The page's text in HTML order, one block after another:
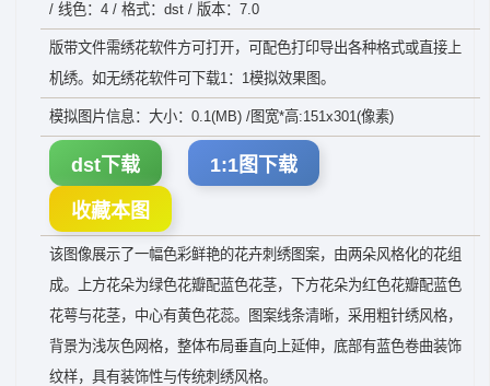
/ 线色：4 / 格式：dst / 版本：7.0
版带文件需绣花软件方可打开，可配色打印导出各种格式或直接上
机绣。如无绣花软件可下载1：1模拟效果图。
模拟图片信息：大小：0.1(MB) /图宽*高:151x301(像素)
dst下载 1:1图下载
收藏本图
该图像展示了一幅色彩鲜艳的花卉刺绣图案，由两朵风格化的花组
成。上方花朵为绿色花瓣配蓝色花茎，下方花朵为红色花瓣配蓝色
花萼与花茎，中心有黄色花蕊。图案线条清晰，采用粗针绣风格，
背景为浅灰色网格，整体布局垂直向上延伸，底部有蓝色卷曲装饰
纹样，具有装饰性与传统刺绣风格。